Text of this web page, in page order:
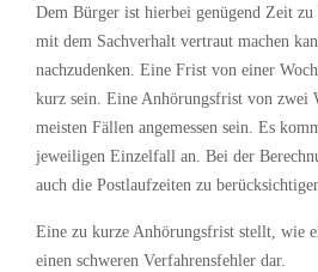
Dem Bürger ist hierbei genügend Zeit zu
mit dem Sachverhalt vertraut machen
nachzudenken. Eine Frist von einer
kurz sein. Eine Anhörungsfrist von zwei
meisten Fällen angemessen sein. Es
jeweiligen Einzelfall an. Bei der
auch die Postlaufzeiten zu
Eine zu kurze Anhörungsfrist stellt, wie
einen schweren Verfahrensfehler dar.